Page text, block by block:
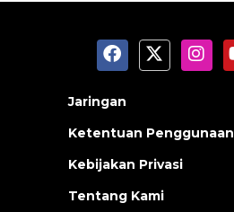
Jaringan
Ketentuan Penggunaan
Kebijakan Privasi
Tentang Kami